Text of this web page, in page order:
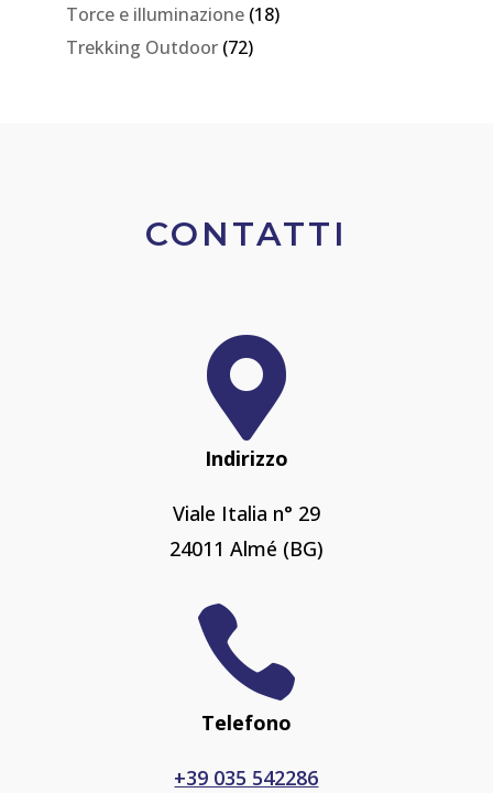
Torce e illuminazione (18)
Trekking Outdoor (72)
CONTATTI

Indirizzo
Viale Italia n° 29
24011 Almé (BG)

Telefono
+39 035 542286